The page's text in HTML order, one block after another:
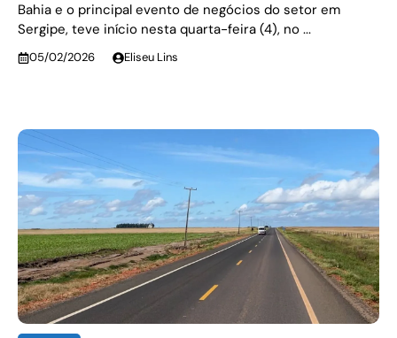
Bahia e o principal evento de negócios do setor em
Sergipe, teve início nesta quarta-feira (4), no ...
05/02/2026 Eliseu Lins